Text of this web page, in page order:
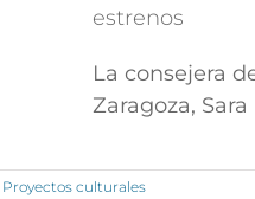
estrenos
La consejera
Zaragoza,
Proyectos culturales